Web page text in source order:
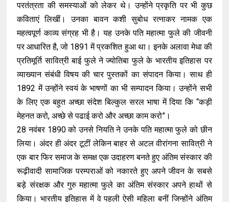
परतंत्रता की समस्याओं को लेकर थे। उन्होंने प्रकृति पर भी कुछ
कविताएं लिखीं। उनका बावन कशी सुबोध रत्नाकर नामक एक
महत्वपूर्ण काव्य संग्रह भी है। यह उनके पति महात्मा फुले की जीवनी
पर आधारित है, जो 1891 में प्रकशित हुआ था। इनके अलावा मेधा की
प्रतिमूर्ति सावित्री बाई फुले ने ज्योतिबा फुले के भारतीय इतिहास पर
व्याख्यान संबंधी विषय की चार पुस्तकों का संपादन किया। साथ ही
1892 में उन्होंने स्वयं के भाषणों का भी सम्पादन किया। उन्होंने सभी
के लिए एक बहुत अच्छा संदेश बिल्कुल सरल भाषा में दिया कि “कड़ी
मेहनत करो, अच्छे से पढाई करो और अच्छा काम करो”।
28 नवंबर 1890 को उनसे नियति ने उनके पति महात्मा फुले को छीन
लिया। अंदर ही अंदर टूटीं लेकिन बाहर से अटल वीरांगना सावित्री ने
एक बार फिर समाज के समक्ष एक उदाहरण बनते हुए अंतिम संस्कार की
रूढ़ीवादी सामाजिक परम्पराओं को नकारते हुए अपने जीवन के सबसे
बड़े संरक्षक और गुरु महात्मा फुले का अंतिम संस्कार अपने हाथों से
किया। भारतीय इतिहास में वे पहली ऐसी महिला बनीं जिन्होंने अंतिम